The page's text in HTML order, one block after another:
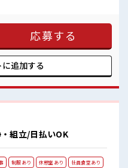
や友人と一緒にプライベート満
びに悩まずOK♪ ≪未経験でも
ャレンジするのは不安だけど、
ます！ イチからスキルUP・ステ
う！ ≪収入アップを目指せる≫ 高
活気あふれ
り働いてしっかり休む！ 」って
応募する
追加する
組立/日払いOK
制服あり 休憩室あり 社員食堂あり